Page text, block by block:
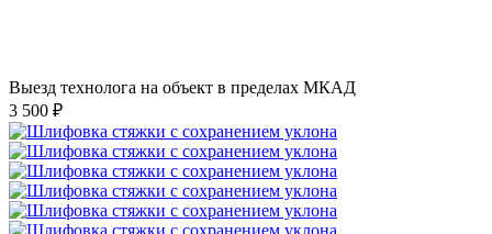
Выезд технолога на объект в пределах МКАД
3 500 ₽